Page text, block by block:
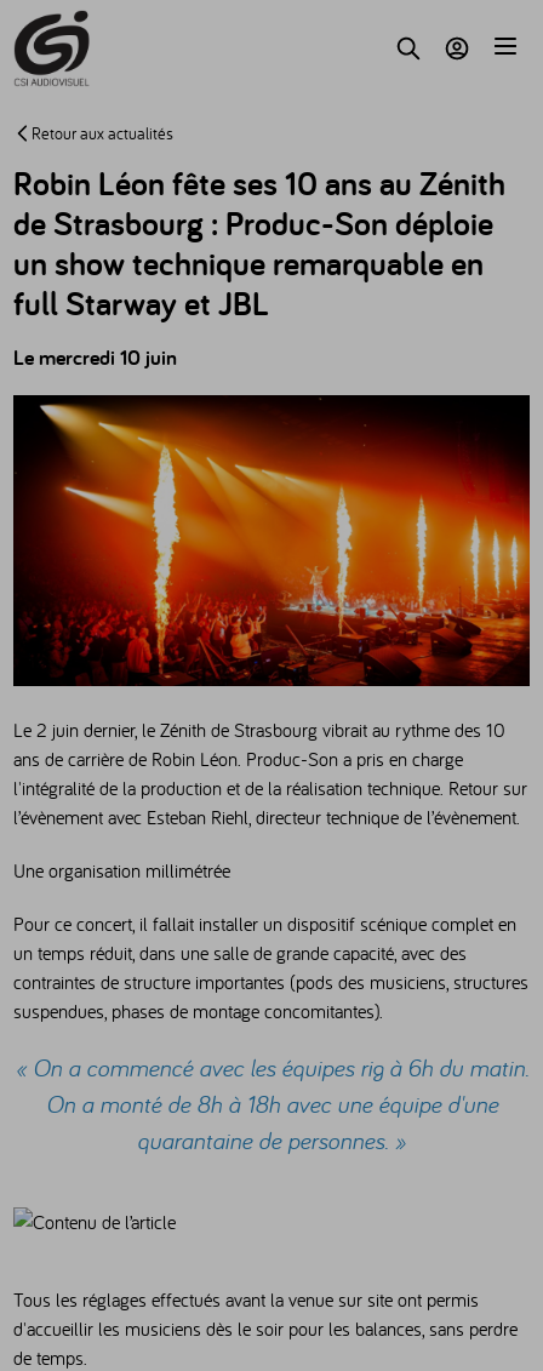
Accèder au contenu RechercheMon compte
Retour aux actualités
Robin Léon fête ses 10 ans au Zénith
de Strasbourg : Produc-Son déploie
un show technique remarquable en
full Starway et JBL
Le mercredi 10 juin
Le 2 juin dernier, le Zénith de Strasbourg vibrait au rythme des 10
ans de carrière de Robin Léon. Produc-Son a pris en charge
l'intégralité de la production et de la réalisation technique. Retour sur
l’évènement avec Esteban Riehl, directeur technique de l’évènement.
Une organisation millimétrée
Pour ce concert, il fallait installer un dispositif scénique complet en
un temps réduit, dans une salle de grande capacité, avec des
contraintes de structure importantes (pods des musiciens, structures
suspendues, phases de montage concomitantes).
« On a commencé avec les équipes rig à 6h du matin.
On a monté de 8h à 18h avec une équipe d'une
quarantaine de personnes. »
Tous les réglages effectués avant la venue sur site ont permis
d'accueillir les musiciens dès le soir pour les balances, sans perdre
de temps.